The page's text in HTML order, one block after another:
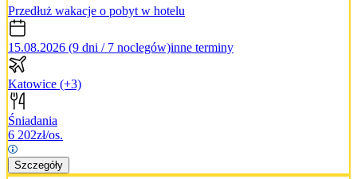
Przedłuż wakacje o pobyt w hotelu
15.08.2026 (9 dni / 7 noclegów)inne terminy
Katowice (+3)
Śniadania
6 202zł/os.
Szczegóły